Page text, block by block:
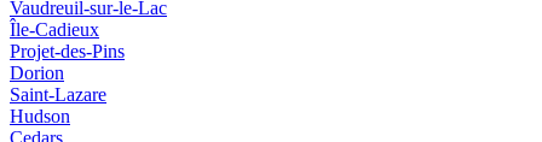
Vaudreuil-sur-le-Lac
Île-Cadieux
Projet-des-Pins
Dorion
Saint-Lazare
Hudson
Cedars